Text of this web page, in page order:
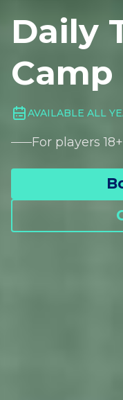
Daily
Camp
AVAILABLE ALL
For players 18+